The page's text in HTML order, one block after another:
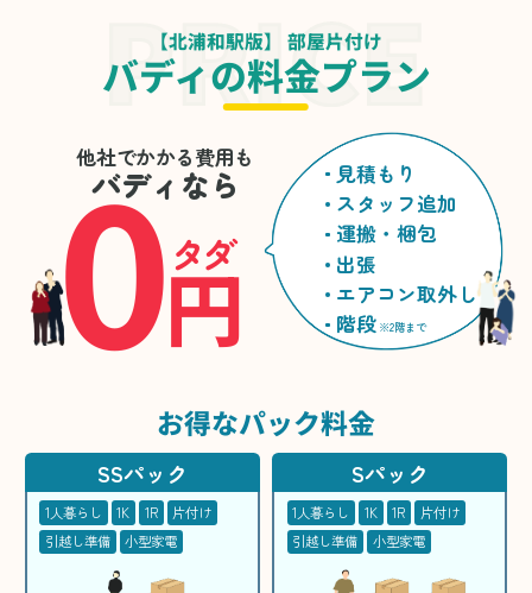
【北浦和駅版】 部屋片付け
バディの料金プラン
他社でかかる費用も
バディなら
0円
タダ
見積もり
スタッフ追加
運搬・梱包
出張
エアコン取外し
階段 ※2階まで
お得なパック料金
SSパック
1人暮らし 1K 1R
片付け
引越し準備
小型家電
Sパック
1人暮らし 1K 1R
片付け
引越し準備
小型家電